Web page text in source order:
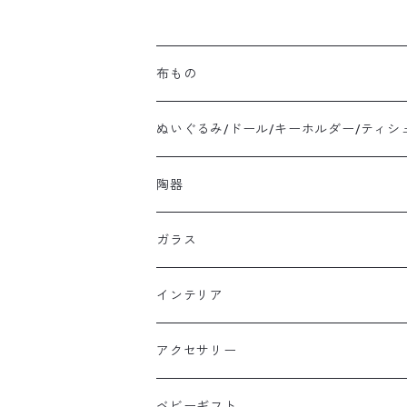
布もの
ぬいぐるみ/ドール/キーホルダー/ティシ
陶器
ガラス
インテリア
アクセサリー